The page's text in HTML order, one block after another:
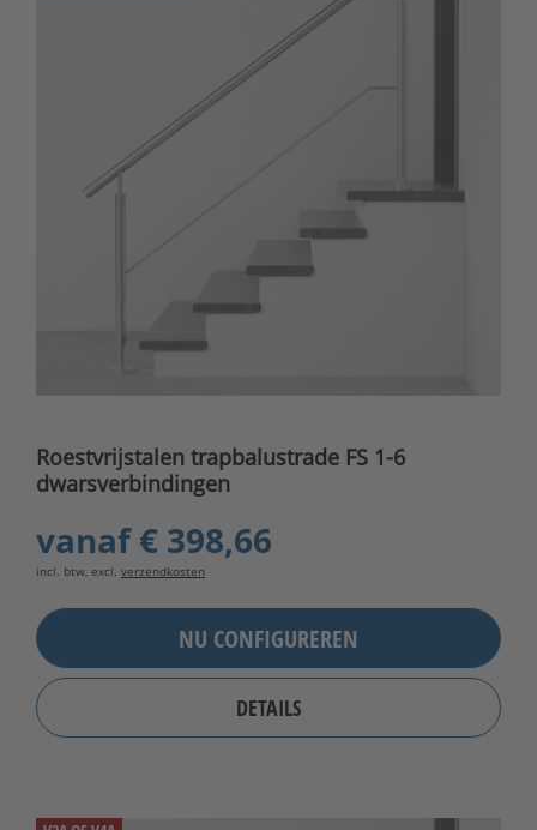
Roestvrijstalen trapbalustrade FS 1-6
dwarsverbindingen
vanaf€ 398,66
incl. btw, excl. verzendkosten
NU CONFIGUREREN
DETAILS